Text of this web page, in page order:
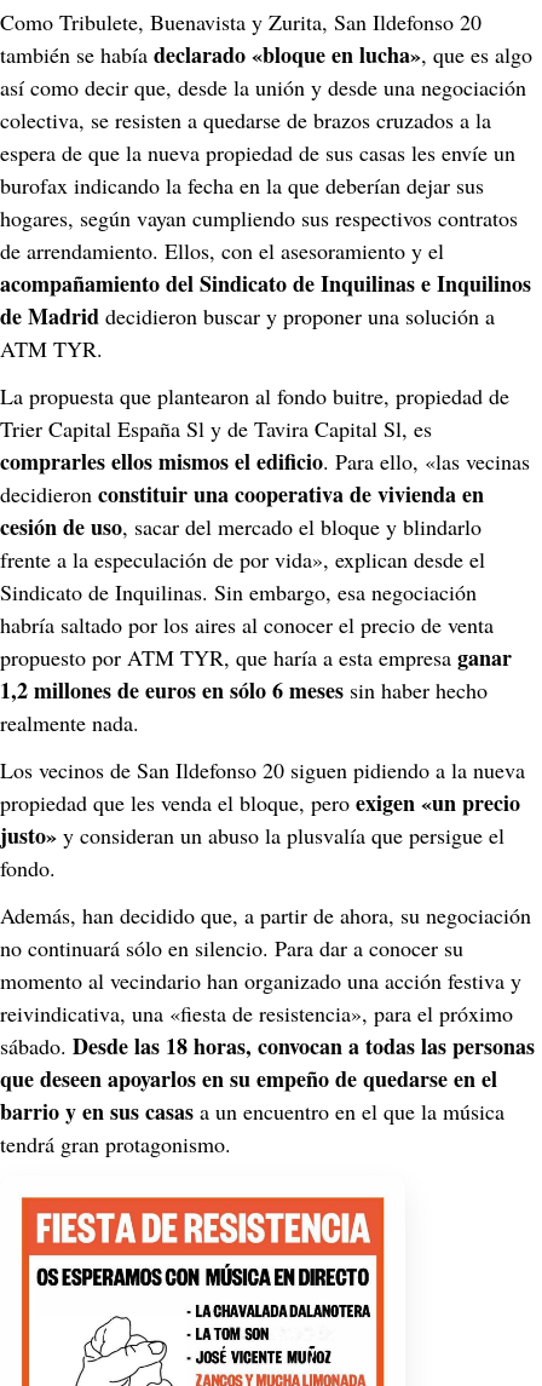
Como Tribulete, Buenavista y Zurita, San Ildefonso 20
también se había declarado «bloque en lucha», que es algo
así como decir que, desde la unión y desde una negociación
colectiva, se resisten a quedarse de brazos cruzados a la
espera de que la nueva propiedad de sus casas les envíe un
burofax indicando la fecha en la que deberían dejar sus
hogares, según vayan cumpliendo sus respectivos contratos
de arrendamiento. Ellos, con el asesoramiento y el
acompañamiento del Sindicato de Inquilinas e Inquilinos
de Madrid decidieron buscar y proponer una solución a
ATM TYR.
La propuesta que plantearon al fondo buitre, propiedad de
Trier Capital España Sl y de Tavira Capital Sl, es
comprarles ellos mismos el edificio. Para ello, «las vecinas
decidieron constituir una cooperativa de vivienda en
cesión de uso, sacar del mercado el bloque y blindarlo
frente a la especulación de por vida», explican desde el
Sindicato de Inquilinas. Sin embargo, esa negociación
habría saltado por los aires al conocer el precio de venta
propuesto por ATM TYR, que haría a esta empresa ganar
1,2 millones de euros en sólo 6 meses sin haber hecho
realmente nada.
Los vecinos de San Ildefonso 20 siguen pidiendo a la nueva
propiedad que les venda el bloque, pero exigen «un precio
justo» y consideran un abuso la plusvalía que persigue el
fondo.
Además, han decidido que, a partir de ahora, su negociación
no continuará sólo en silencio. Para dar a conocer su
momento al vecindario han organizado una acción festiva y
reivindicativa, una «fiesta de resistencia», para el próximo
sábado. Desde las 18 horas, convocan a todas las personas
que deseen apoyarlos en su empeño de quedarse en el
barrio y en sus casas a un encuentro en el que la música
tendrá gran protagonismo.